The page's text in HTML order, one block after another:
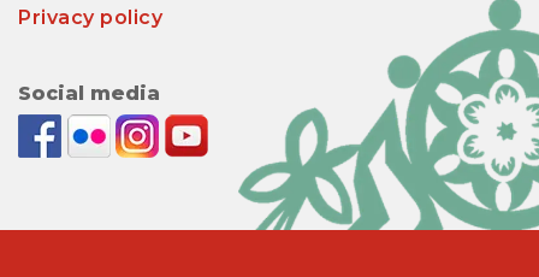
Privacy policy
Social media